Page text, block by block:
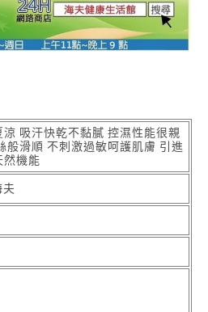
涼 吸汗快乾不黏膩 控濕性能很親
般滑順 不刺激過敏呵護肌膚 引進
然機能
夫